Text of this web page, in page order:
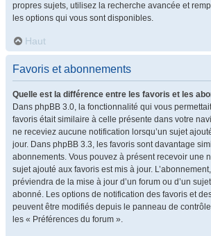
propres sujets, utilisez la recherche avancée et
les options qui vous sont disponibles.
Haut
Favoris et abonnements
Quelle est la différence entre les favoris et les
Dans phpBB 3.0, la fonctionnalité qui vous
favoris était similaire à celle présente dans votre
ne receviez aucune notification lorsqu’un sujet
jour. Dans phpBB 3.3, les favoris sont davantage
abonnements. Vous pouvez à présent recevoir une
sujet ajouté aux favoris est mis à jour.
préviendra de la mise à jour d’un forum ou d’un
abonné. Les options de notification des favoris et
peuvent être modifiés depuis le panneau de
les « Préférences du forum ».